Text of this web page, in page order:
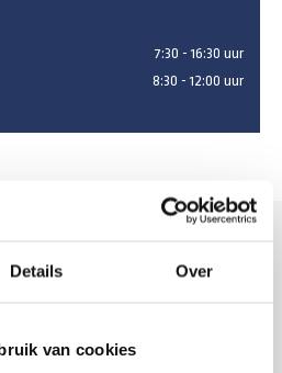
Details Over
van cookies
7:30 - 16:30 uur
8:30 - 12:00 uur
van 630cm is de kleinste uitvoering
om uw motorboot, consoleboot, sloep